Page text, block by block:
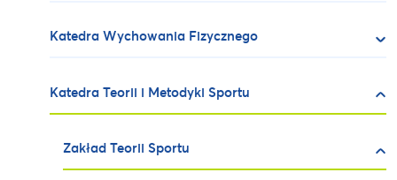
Katedra Wychowania Fizycznego
Katedra Teorii i Metodyki Sportu
Zakład Teorii Sportu